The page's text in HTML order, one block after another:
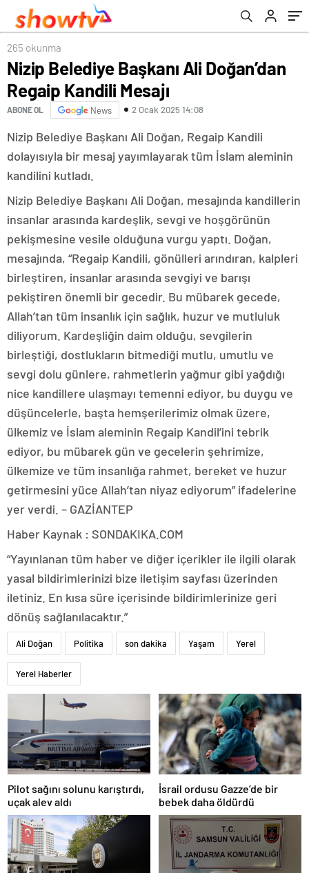
265 okunma
Nizip Belediye Başkanı Ali Doğan’dan
Regaip Kandili Mesajı
ABONE OL News 2 Ocak 2025 14:08
Nizip Belediye Başkanı Ali Doğan, Regaip Kandili
dolayısıyla bir mesaj yayımlayarak tüm İslam aleminin
kandilini kutladı.
Nizip Belediye Başkanı Ali Doğan, mesajında kandillerin
insanlar arasında kardeşlik, sevgi ve hoşgörünün
pekişmesine vesile olduğuna vurgu yaptı. Doğan,
mesajında, “Regaip Kandili, gönülleri arındıran, kalpleri
birleştiren, insanlar arasında sevgiyi ve barışı
pekiştiren önemli bir gecedir. Bu mübarek gecede,
Allah’tan tüm insanlık için sağlık, huzur ve mutluluk
diliyorum. Kardeşliğin daim olduğu, sevgilerin
birleştiği, dostlukların bitmediği mutlu, umutlu ve
sevgi dolu günlere, rahmetlerin yağmur gibi yağdığı
nice kandillere ulaşmayı temenni ediyor, bu duygu ve
düşüncelerle, başta hemşerilerimiz olmak üzere,
ülkemiz ve İslam aleminin Regaip Kandil’ini tebrik
ediyor, bu mübarek gün ve gecelerin şehrimize,
ülkemize ve tüm insanlığa rahmet, bereket ve huzur
getirmesini yüce Allah’tan niyaz ediyorum” ifadelerine
yer verdi. – GAZİANTEP
Haber Kaynak : SONDAKIKA.COM
“Yayınlanan tüm haber ve diğer içerikler ile ilgili olarak
yasal bildirimlerinizi bize iletişim sayfası üzerinden
iletiniz. En kısa süre içerisinde bildirimlerinize geri
dönüş sağlanılacaktır.”
Ali Doğan Politika son dakika Yaşam Yerel
Yerel Haberler
Pilot sağını solunu karıştırdı,
uçak alev aldı
İsrail ordusu Gazze’de bir
bebek daha öldürdü